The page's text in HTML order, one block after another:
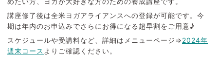
講座修了後は全米ヨガアライアンスへの登録が可能です。今
期は年内のお申込みでさらにお得になる超早割をご用意♪
スケジュールや受講料など、詳細はメニューページ⇒2024年
週末コース よりご確認ください。